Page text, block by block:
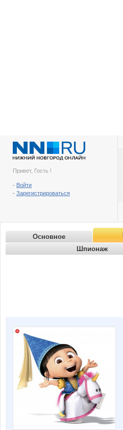
Привет, Гость !
- Войти
- Зарегистрироваться
Основное
Шпионаж